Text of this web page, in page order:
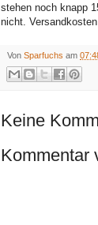
stehen noch knapp
nicht.
Von Sparfuchs am
Keine
Kommentar